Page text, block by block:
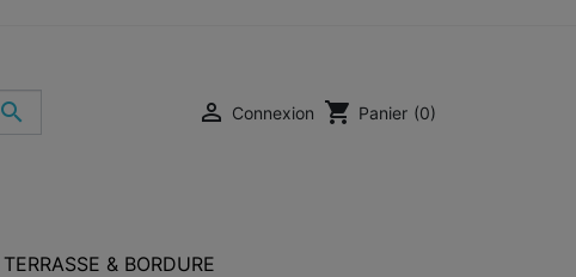
  Connexion shopping_cart Panier (0)
TERRASSE & BORDURE